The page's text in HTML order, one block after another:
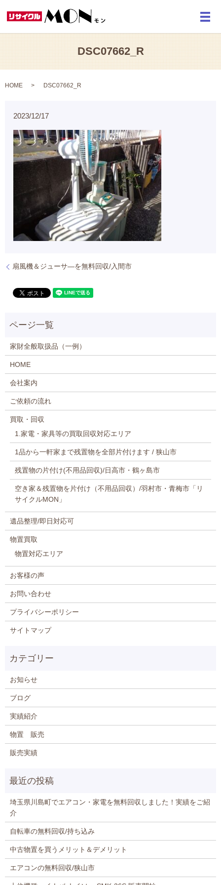
メ
DSC07662_R
HOME DSC07662_R
2023/12/17
扇風機＆ジューサ―を無料回収/入間市
家財全般取扱品（一例）
HOME
会社案内
ご依頼の流れ
買取・回収
1.家電・家具等の買取回収対応エリア
1品から一軒家まで残置物を全部片付けます / 狭山市
残置物の片付け(不用品回収)/日高市・鶴ヶ島市
空き家＆残置物を片付け（不用品回収）/羽村市・青梅市「リ
サイクルMON」
遺品整理/即日対応可
物置買取
物置対応エリア
お客様の声
お問い合わせ
プライバシーポリシー
サイトマップ
お知らせ
ブログ
実績紹介
物置 販売
販売実績
埼玉県川島町でエアコン・家電を無料回収しました！実績をご紹
介
自転車の無料回収/持ち込み
中古物置を買うメリット＆デメリット
エアコンの無料回収/狭山市